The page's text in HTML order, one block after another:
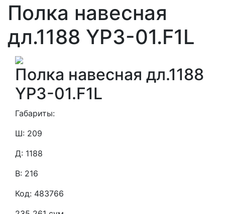
Полка навесная
дл.1188 YP3-01.F1L
Полка навесная дл.1188
YP3-01.F1L
Габариты:
Ш: 209
Д: 1188
В: 216
Код: 483766